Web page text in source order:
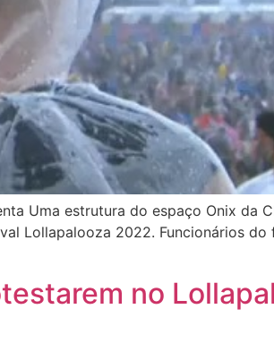
Uma estrutura do espaço Onix da
Lollapalooza 2022. Funcionários do
no